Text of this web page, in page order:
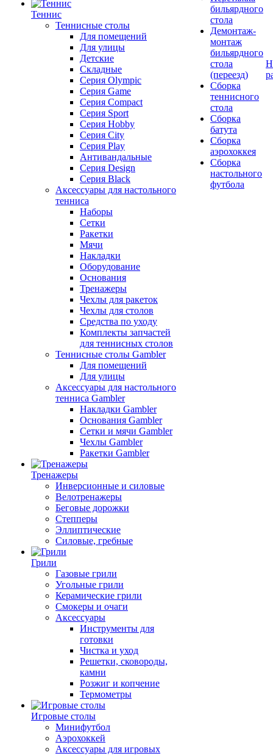
Теннис
Теннисные столы
Для помещений
Для улицы
Детские
Складные
Серия Olympic
Серия Game
Серия Compact
Серия Sport
Серия Hobby
Серия City
Серия Play
Антивандальные
Серия Design
Серия Black
Аксессуары для настольного
тенниса
Наборы
Сетки
Ракетки
Мячи
Накладки
Оборудование
Основания
Тренажеры
Чехлы для ракеток
Чехлы для столов
Средства по уходу
Комплекты запчастей
для теннисных столов
Теннисные столы Gambler
Для помещений
Для улицы
Аксессуары для настольного
тенниса Gambler
Накладки Gambler
Основания Gambler
Сетки и мячи Gambler
Чехлы Gambler
Ракетки Gambler
Тренажеры
Инверсионные и силовые
Велотренажеры
Беговые дорожки
Степперы
Эллиптические
Силовые, гребные
Грили
Газовые грили
Угольные грили
Керамические грили
Смокеры и очаги
Аксессуары
Инструменты для
готовки
Чистка и уход
Решетки, сковороды,
камни
Розжиг и копчение
Термометры
Игровые столы
Минифутбол
Аэрохоккей
Аксессуары для игровых
бильярдного
стола
Демонтаж-
монтаж
бильярдного
стола
(переезд)
Сборка
теннисного
стола
Сборка
батута
Сборка
аэрохоккея
Сборка
настольного
футбола